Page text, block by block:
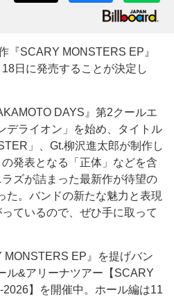
SCARY MONSTERS EP』
日に発売することが決定し
DAYS』第2クールエ
デライオン」を始め、タイトル
」、Gt.柳沢進太郎が制作し
発表となる「正体」などを含
ズが詰まった最新作が待望の
た。バンドの新たな魅力と表現
ているので、ぜひ手に取って
EP』を提げバン
ル&アリーナツアー【SCARY
】を開催中。ホール編は11